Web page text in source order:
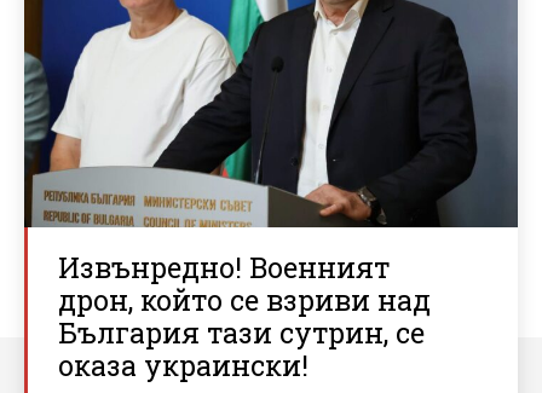
Извънредно! Военният
дрон, който се взриви над
България тази сутрин, се
оказа украински!